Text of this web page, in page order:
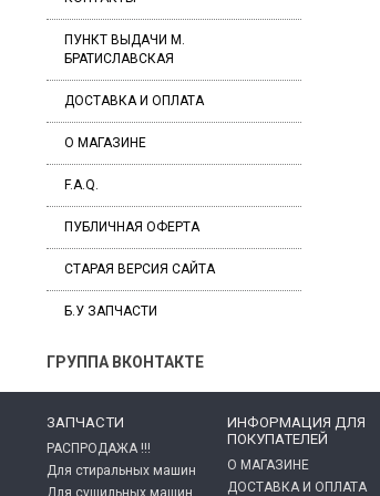
ПУНКТ ВЫДАЧИ М.
БРАТИСЛАВСКАЯ
ДОСТАВКА И ОПЛАТА
О МАГАЗИНЕ
F.A.Q.
ПУБЛИЧНАЯ ОФЕРТА
СТАРАЯ ВЕРСИЯ САЙТА
Б.У ЗАПЧАСТИ
ГРУППА ВКОНТАКТЕ
ЗАПЧАСТИ
РАСПРОДАЖА !!!
Для стиральных машин
Для сушильных машин
ИНФОРМАЦИЯ ДЛЯ
ПОКУПАТЕЛЕЙ
О МАГАЗИНЕ
ДОСТАВКА И ОПЛАТА